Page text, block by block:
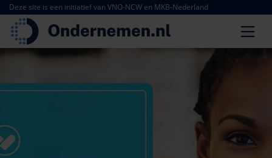
Deze site is een initiatief van VNO-NCW en MKB-Nederland